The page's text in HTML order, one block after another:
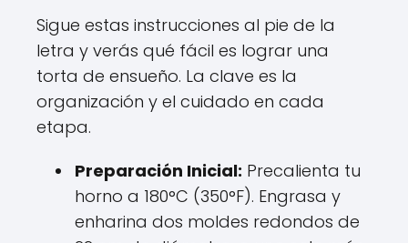
Sigue estas instrucciones al pie de la
letra y verás qué fácil es lograr una
torta de ensueño. La clave es la
organización y el cuidado en cada
etapa.
Preparación Inicial: Precalienta tu
horno a 180°C (350°F). Engrasa y
enharina dos moldes redondos de